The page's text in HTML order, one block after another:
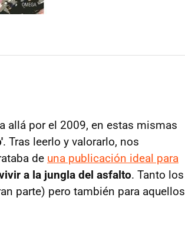
allá por el 2009, en estas mismas
. Tras leerlo y valorarlo, nos
de una publicación ideal para
a la jungla del asfalto. Tanto los
parte) pero también para aquellos